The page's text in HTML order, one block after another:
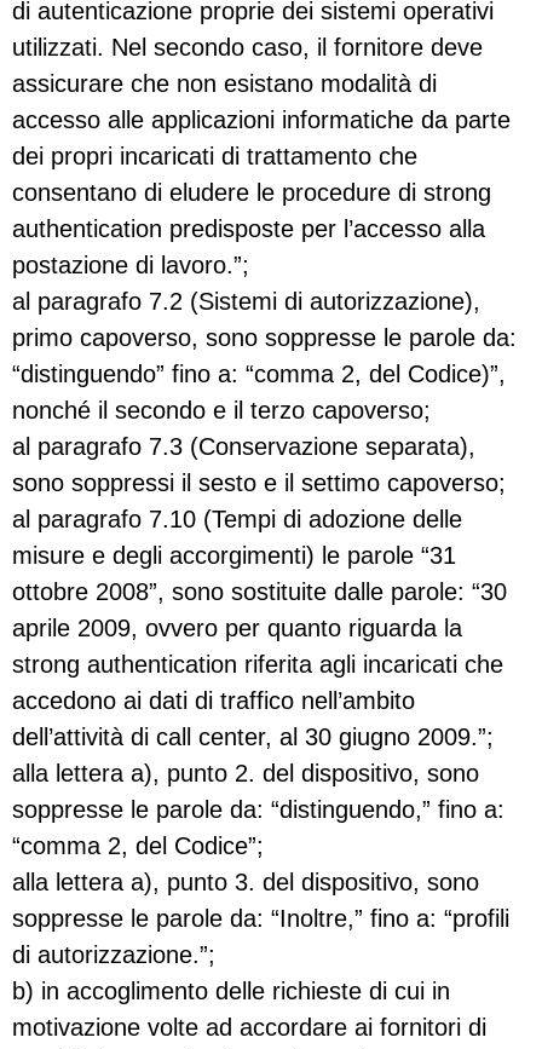
di autenticazione proprie dei sistemi operativi
utilizzati. Nel secondo caso, il fornitore deve
assicurare che non esistano modalità di
accesso alle applicazioni informatiche da parte
dei propri incaricati di trattamento che
consentano di eludere le procedure di strong
authentication predisposte per l’accesso alla
postazione di lavoro.”;
al paragrafo 7.2 (Sistemi di autorizzazione),
primo capoverso, sono soppresse le parole da:
“distinguendo” fino a: “comma 2, del Codice)”,
nonché il secondo e il terzo capoverso;
al paragrafo 7.3 (Conservazione separata),
sono soppressi il sesto e il settimo capoverso;
al paragrafo 7.10 (Tempi di adozione delle
misure e degli accorgimenti) le parole “31
ottobre 2008”, sono sostituite dalle parole: “30
aprile 2009, ovvero per quanto riguarda la
strong authentication riferita agli incaricati che
accedono ai dati di traffico nell’ambito
dell’attività di call center, al 30 giugno 2009.”;
alla lettera a), punto 2. del dispositivo, sono
soppresse le parole da: “distinguendo,” fino a:
“comma 2, del Codice”;
alla lettera a), punto 3. del dispositivo, sono
soppresse le parole da: “Inoltre,” fino a: “profili
di autorizzazione.”;
b) in accoglimento delle richieste di cui in
motivazione volte ad accordare ai fornitori di